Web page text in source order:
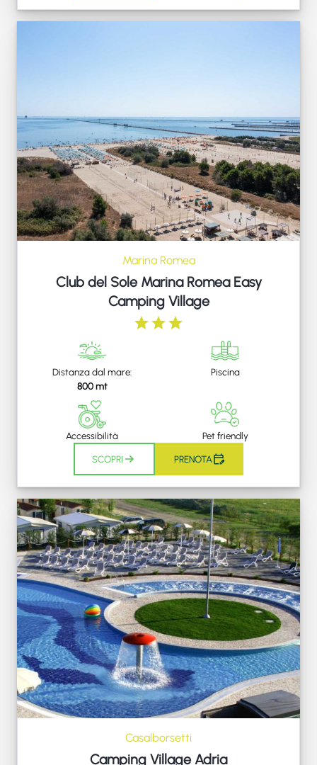
Marina Romea
Club del Sole Marina Romea Easy
Camping Village
Distanza dal mare:
800 mt
Piscina
Accessibilità Pet friendly
SCOPRI PRENOTA
Casalborsetti
Camping Village Adria